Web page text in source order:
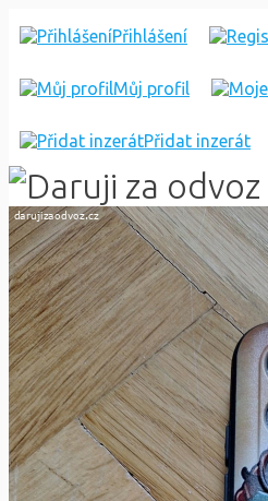
Přihlášení
Můj profil
Přidat inzerát